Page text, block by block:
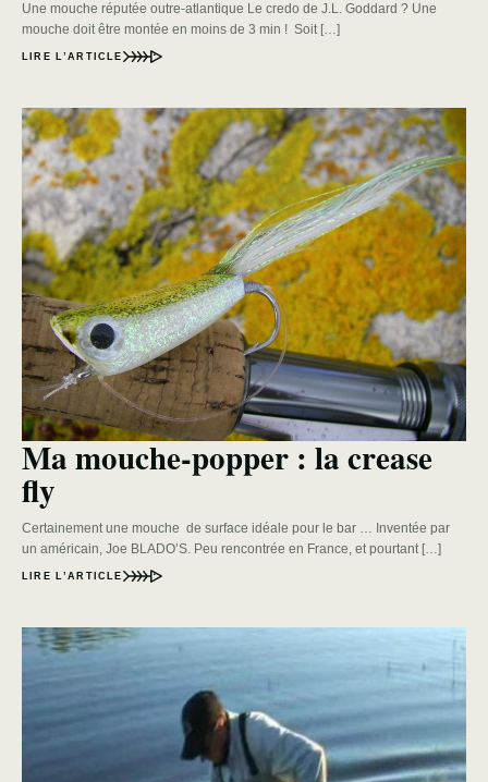
Une mouche réputée outre-atlantique Le credo de J.L. Goddard ? Une
mouche doit être montée en moins de 3 min ! Soit […]
LIRE L’ARTICLE
Ma mouche-popper : la crease
fly
Certainement une mouche de surface idéale pour le bar … Inventée par
un américain, Joe BLADO’S. Peu rencontrée en France, et pourtant […]
LIRE L’ARTICLE